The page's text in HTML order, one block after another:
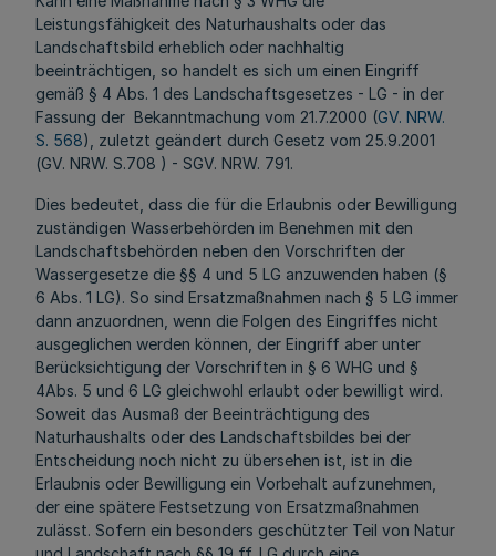
Leistungsfähigkeit des Naturhaushalts oder das
Landschaftsbild erheblich oder nachhaltig
beeinträchtigen, so handelt es sich um einen Eingriff
gemäß § 4 Abs. 1 des Landschaftsgesetzes - LG - in der
Fassung der Bekanntmachung vom 21.7.2000 (GV. NRW.
S. 568), zuletzt geändert durch Gesetz vom 25.9.2001
(GV. NRW. S.708 ) - SGV. NRW. 791.
Dies bedeutet, dass die für die Erlaubnis oder Bewilligung
zuständigen Wasserbehörden im Benehmen mit den
Landschaftsbehörden neben den Vorschriften der
Wassergesetze die §§ 4 und 5 LG anzuwenden haben (§
6 Abs. 1 LG). So sind Ersatzmaßnahmen nach § 5 LG immer
dann anzuordnen, wenn die Folgen des Eingriffes nicht
ausgeglichen werden können, der Eingriff aber unter
Berücksichtigung der Vorschriften in § 6 WHG und §
4Abs. 5 und 6 LG gleichwohl erlaubt oder bewilligt wird.
Soweit das Ausmaß der Beeinträchtigung des
Naturhaushalts oder des Landschaftsbildes bei der
Entscheidung noch nicht zu übersehen ist, ist in die
Erlaubnis oder Bewilligung ein Vorbehalt aufzunehmen,
der eine spätere Festsetzung von Ersatzmaßnahmen
zulässt. Sofern ein besonders geschützter Teil von Natur